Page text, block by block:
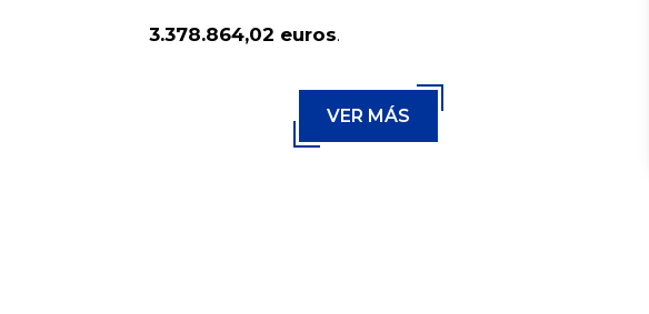
3.378.864,02 euros.
VER MÁS